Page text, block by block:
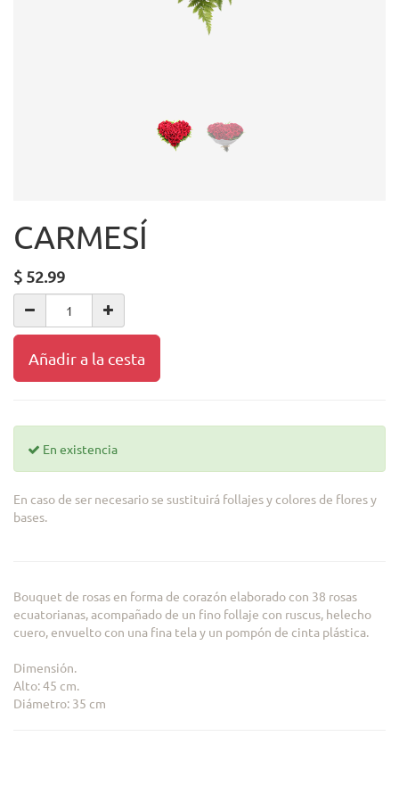
CARMESÍ
$ 52.99
Añadir a la cesta
En existencia
En caso de ser necesario se sustituirá follajes y colores de flores y
bases.
Bouquet de rosas en forma de corazón elaborado con 38 rosas
ecuatorianas, acompañado de un fino follaje con ruscus, helecho
cuero, envuelto con una fina tela y un pompón de cinta plástica.
Dimensión.
Alto: 45 cm.
Diámetro: 35 cm